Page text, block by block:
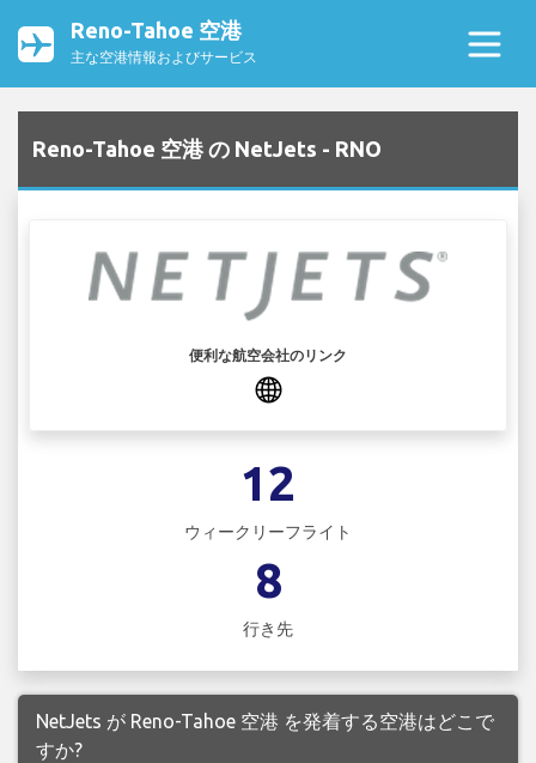
Reno-Tahoe 空港
主な空港情報およびサービス
Reno-Tahoe 空港 の NetJets - RNO
便利な航空会社のリンク
12
ウィークリーフライト
8
行き先
NetJets が Reno-Tahoe 空港 を発着する空港はどこで
すか?